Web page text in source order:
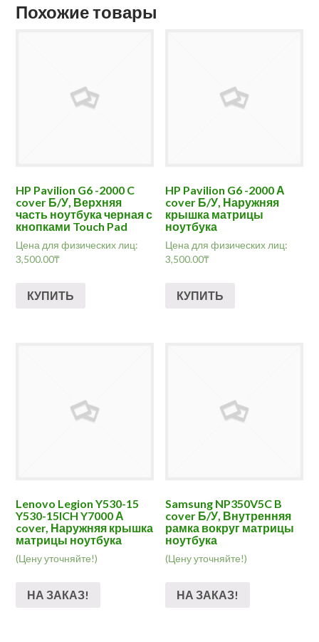
Похожие товары
HP Pavilion G6 -2000 C
cover Б/У, Верхняя
часть ноутбука черная с
кнопками Touch Pad
Цена для физических лиц:
3,500.00₸
КУПИТЬ
HP Pavilion G6 -2000 А
cover Б/У, Наружняя
крышка матрицы
ноутбука
Цена для физических лиц:
3,500.00₸
КУПИТЬ
Lenovo Legion Y530-15
Y530-15ICH Y7000 А
cover, Наружняя крышка
матрицы ноутбука
(Цену уточняйте!)
НА ЗАКАЗ!
Samsung NP350V5C B
cover Б/У, Внутренняя
рамка вокруг матрицы
ноутбука
(Цену уточняйте!)
НА ЗАКАЗ!